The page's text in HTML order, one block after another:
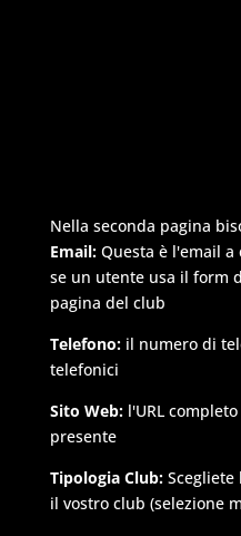
Nella seconda pagina
Email:Questa è l'email a
se un utente usa il form
pagina del club
Telefono:il numero di
telefonici
Sito Web:l'URL
presente
Tipologia Club:Scegliete
il vostro club (selezione